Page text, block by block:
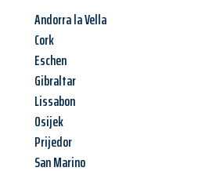
Andorra la Vella
Cork
Eschen
Gibraltar
Lissabon
Osijek
Prijedor
San Marino